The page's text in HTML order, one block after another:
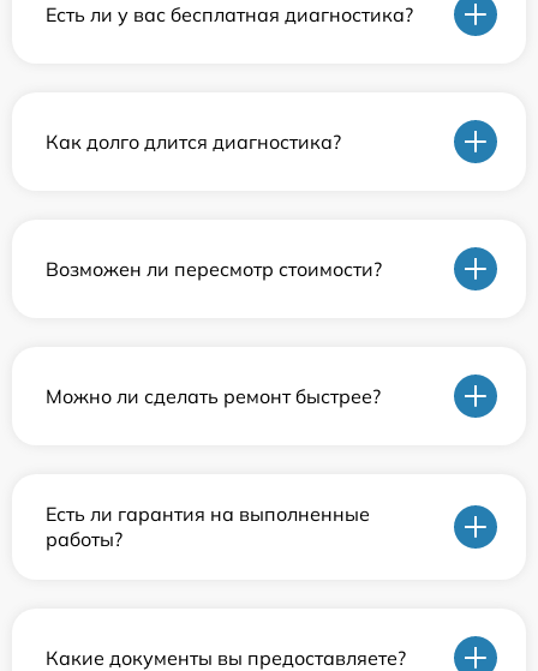
Есть ли у вас бесплатная диагностика?
Как долго длится диагностика?
Возможен ли пересмотр стоимости?
Можно ли сделать ремонт быстрее?
Есть ли гарантия на выполненные
работы?
Какие документы вы предоставляете?